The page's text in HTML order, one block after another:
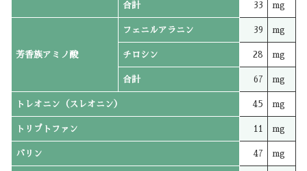
合計 33 mg
芳香族アミノ酸
フェニルアラニン 39 mg
チロシン 28 mg
合計 67 mg
トレオニン（スレオニン） 45 mg
トリプトファン 11 mg
バリン 47 mg